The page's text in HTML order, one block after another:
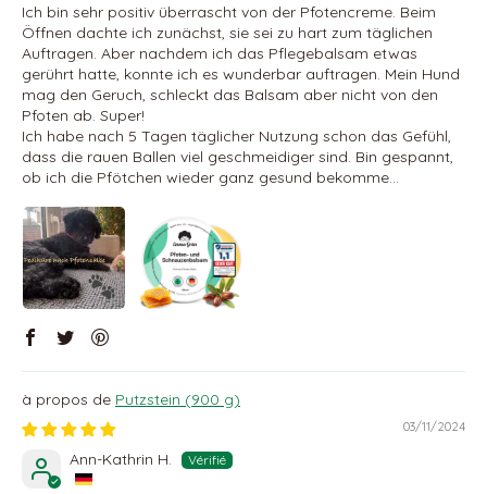
Ich bin sehr positiv überrascht von der Pfotencreme. Beim
Öffnen dachte ich zunächst, sie sei zu hart zum täglichen
Auftragen. Aber nachdem ich das Pflegebalsam etwas
gerührt hatte, konnte ich es wunderbar auftragen. Mein Hund
mag den Geruch, schleckt das Balsam aber nicht von den
Pfoten ab. Super!
Ich habe nach 5 Tagen täglicher Nutzung schon das Gefühl,
dass die rauen Ballen viel geschmeidiger sind. Bin gespannt,
ob ich die Pfötchen wieder ganz gesund bekomme…
Putzstein (900 g)
03/11/2024
Ann-Kathrin H.